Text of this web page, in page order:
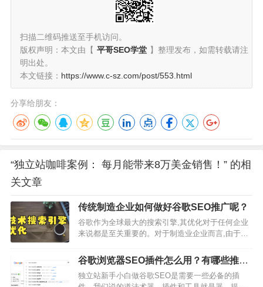
扫描二维码推送至手机访问。
版权声明：本文由【 平哥SEO学堂 】整理发布，如需转载请注
明出处。
本文链接： https://www.c-sz.com/post/553.html
分享给朋友：
“独立站咖啡案例： 每月能带来8万美金销售！” 的相
关文章
传统制造企业如何做好谷歌SEO推广呢？
谷歌作为全球最大的搜索引擎,其优化对于任何企业
来说都是至关重要的。对于制造业企业而言,由于产
以帮助企业在竞争激烈的市场中脱颖而出,提高品牌
知名度和客户粘性。本文将从多个方面为制造业企
业讲解如何做好谷歌SEO。关键词优化篇确定关键
谷歌浏览器SEO插件怎么用？有哪些推
荐？
独立站新手小白做谷歌SEO是需要一些必备的插